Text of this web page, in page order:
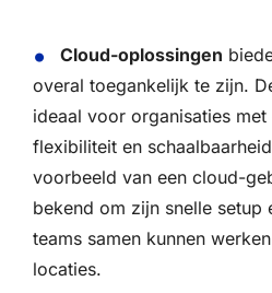
Cloud-oplossingen
overal toegankelijk te zijn.
ideaal voor organisaties met
flexibiliteit en
voorbeeld van een cloud-
bekend om zijn snelle setup
teams samen kunnen
locaties.